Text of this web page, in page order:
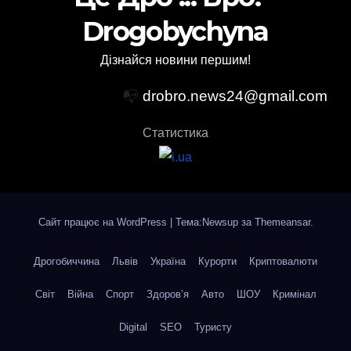
Drogobychyna
Дізнайся новини першим!
📭 drobro.news24@gmail.com
Статистика
Сайт працює на WordPress Тема:Newsup за Themeansar.
Дрогобиччина Львів Україна Курорти Криптовалюти
Світ Війна Спорт Здоров’я Авто ШОУ Кримінал
Digital SEO Туристу